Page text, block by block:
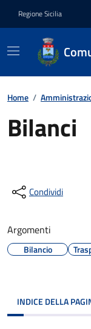
Regione Sicilia
Home /
Bilanci
Condividi
Argomenti
Bilancio
INDICE DELLA